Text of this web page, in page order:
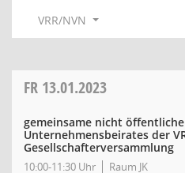
VRR/NVN
FR 13.01.2023
gemeinsame nicht
Unternehmensbeirates der
Gesellschafterversammlung
10:00-11:30 Uhr Raum JK